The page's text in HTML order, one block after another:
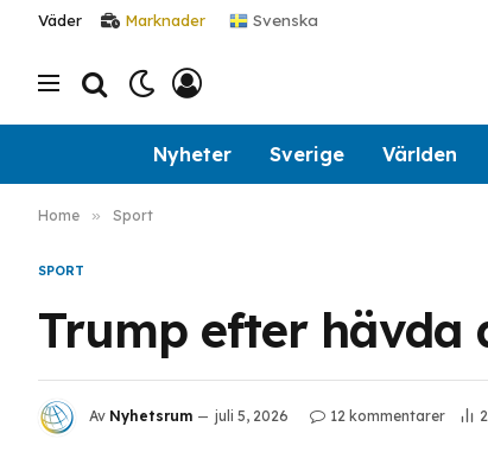
Väder Marknader Svenska
Nyheter Sverige Världen
Home » Sport
SPORT
Trump efter hävda
Av Nyhetsrum juli 5, 2026 12 kommentarer 2